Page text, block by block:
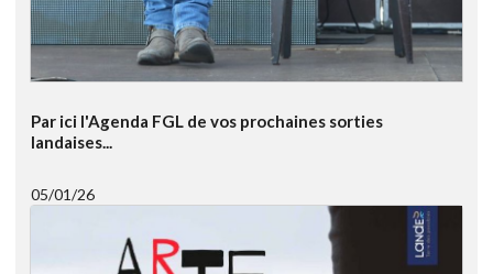
Par ici l'Agenda FGL de vos prochaines sorties
landaises...
05/01/26